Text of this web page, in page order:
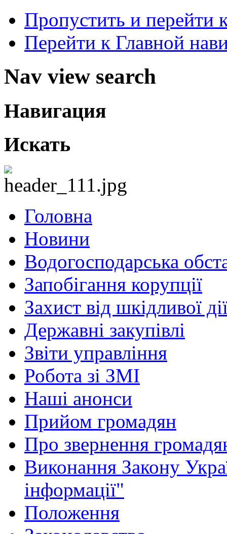
Пропустить и перейти
Перейти к Главной
Nav view search
Навигация
Искать
Головна
Новини
Водогосподарська
Запобігання корупції
Захист від шкідливої
Державні закупівлі
Звіти управління
Робота зі ЗМІ
Наші анонси
Прийом громадян
Про звернення
Виконання Закону
інформації"
Положення